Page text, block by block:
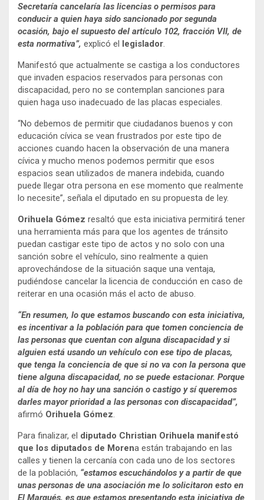
Secretaría cancelaría las licencias o permisos para
conducir a quien haya sido sancionado por segunda
ocasión, bajo el supuesto del artículo 102, fracción VII, de
esta normativa”, explicó el legislador
Manifestó que actualmente se castiga a los conductores
que invaden espacios reservados para personas con
discapacidad, pero no se contemplan sanciones para
quien haga uso inadecuado de las placas especiales.
“No debemos de permitir que ciudadanos buenos y con
educación cívica se vean frustrados por este tipo de
acciones cuando hacen la observación de una manera
cívica y mucho menos podemos permitir que esos
espacios sean utilizados de manera indebida, cuando
puede llegar otra persona en ese momento que realmente
lo necesite”, señala el diputado en su propuesta de ley.
Orihuela Gómez resaltó que esta iniciativa permitirá tener
una herramienta más para que los agentes de tránsito
puedan castigar este tipo de actos y no solo con una
sanción sobre el vehículo, sino realmente a quien
aprovechándose de la situación saque una ventaja,
pudiéndose cancelar la licencia de conducción en caso de
reiterar en una ocasión más el acto de abuso.
“En resumen, lo que estamos buscando con esta iniciativa,
es incentivar a la población para que tomen conciencia de
las personas que cuentan con alguna discapacidad y si
alguien está usando un vehículo con ese tipo de placas,
que tenga la conciencia de que si no va con la persona que
tiene alguna discapacidad, no se puede estacionar. Porque
al día de hoy no hay una sanción o castigo y sí queremos
darles mayor prioridad a las personas con discapacidad”,
afirmó Orihuela Gómez
Para finalizar, el diputado Christian Orihuela manifestó
que los diputados de Morena están trabajando en las
calles y tienen la cercanía con cada uno de los sectores
de la población, “estamos escuchándolos y a partir de que
unas personas de una asociación me lo solicitaron esto en
El Marqués, es que estamos presentando esta iniciativa de